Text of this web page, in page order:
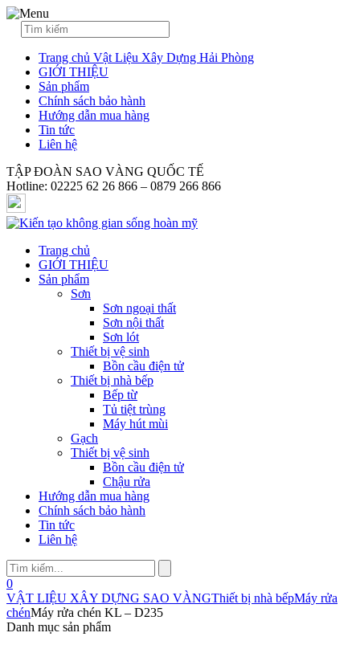
Trang chủ Vật Liệu Xây Dựng Hải Phòng
GIỚI THIỆU
Sản phẩm
Chính sách bảo hành
Hướng dẫn mua hàng
Tin tức
Liên hệ
TẬP ĐOÀN SAO VÀNG QUỐC TẾ
Hotline: 02225 62 26 866 – 0879 266 866
Trang chủ
GIỚI THIỆU
Sản phẩm
Sơn
Sơn ngoại thất
Sơn nội thất
Sơn lót
Thiết bị vệ sinh
Bồn cầu điện tử
Thiết bị nhà bếp
Bếp từ
Tủ tiệt trùng
Máy hút mùi
Gạch
Thiết bị vệ sinh
Bồn cầu điện tử
Chậu rửa
Hướng dẫn mua hàng
Chính sách bảo hành
Tin tức
Liên hệ
0
VẬT LIỆU XÂY DỰNG SAO VÀNGThiết bị nhà bếpMáy rửa
chénMáy rửa chén KL – D235
Danh mục sản phẩm